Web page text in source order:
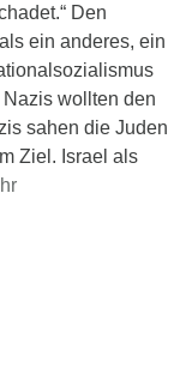
Den
ein anderes, ein
wollten den
sahen die Juden
Ziel. Israel als